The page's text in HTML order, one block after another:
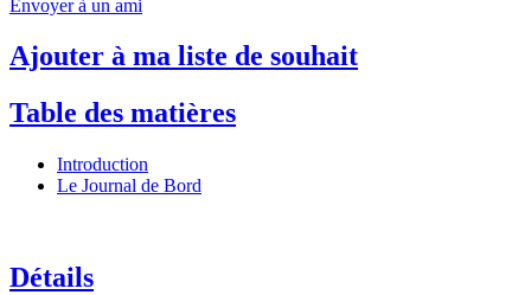
Envoyer à un ami
Ajouter à ma liste de souhait
Table des matières
Introduction
Le Journal de Bord
Détails